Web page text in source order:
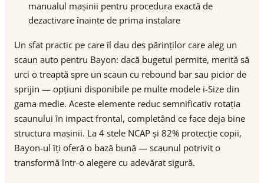
manualul mașinii pentru procedura exactă de
dezactivare înainte de prima instalare
Un sfat practic pe care îl dau des părinților care aleg un
scaun auto pentru Bayon: dacă bugetul permite, merită să
urci o treaptă spre un scaun cu rebound bar sau picior de
sprijin — opțiuni disponibile pe multe modele i-Size din
gama medie. Aceste elemente reduc semnificativ rotația
scaunului în impact frontal, completând ce face deja bine
structura mașinii. La 4 stele NCAP și 82% protecție copii,
Bayon-ul îți oferă o bază bună — scaunul potrivit o
transformă într-o alegere cu adevărat sigură.